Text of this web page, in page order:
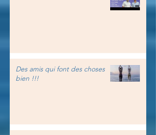
Des amis qui font des choses
bien !!!